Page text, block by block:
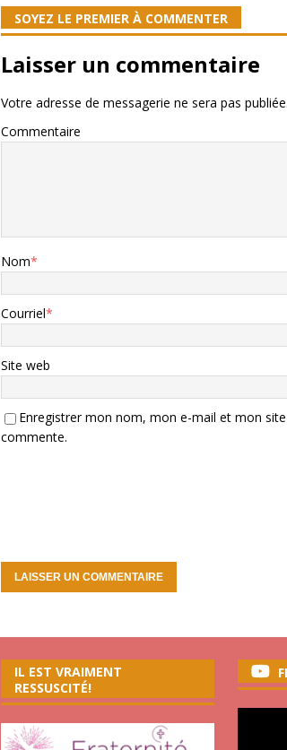
SOYEZ LE PREMIER À COMMENTER
Laisser un commentaire
Votre adresse de messagerie ne sera pas publiée.
Commentaire
Nom*
Courriel*
Site web
Enregistrer mon nom, mon e-mail et mon
commente.
IL EST VRAIMENT
RESSUSCITÉ!